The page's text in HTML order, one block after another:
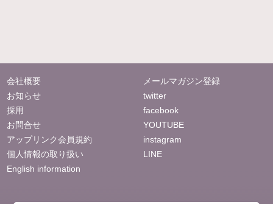
会社概要
お知らせ
採用
お問合せ
アップリンク会員規約
個人情報の取り扱い
English information
メールマガジン登録
twitter
facebook
YOUTUBE
instagram
LINE